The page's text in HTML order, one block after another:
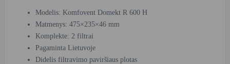
Modelis: Komfovent Domekt R 600 H
Matmenys: 475×235×46 mm
Komplekte: 2 filtrai
Pagaminta Lietuvoje
Didelis filtravimo paviršiaus plotas